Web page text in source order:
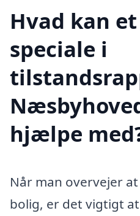
Hvad kan
speciale i
hjælpe
Når man overvejer
bolig, er det vigtigt